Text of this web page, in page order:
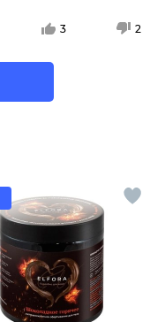
3 2